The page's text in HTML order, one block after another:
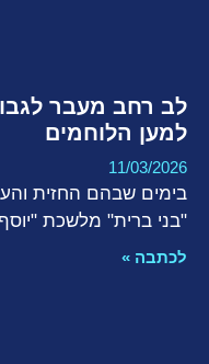
לב רחב מעבר
למען הלוחמים
11/03/2026
בימים שבהם החזית
"בני ברית" מלשכת "יוסף
לכתבה »